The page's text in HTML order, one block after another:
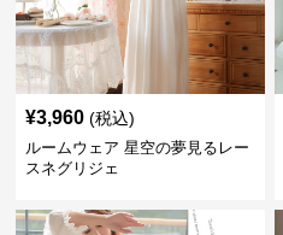
¥3,960 (税込)
ルームウェア 星空の夢見るレー
スネグリジェ